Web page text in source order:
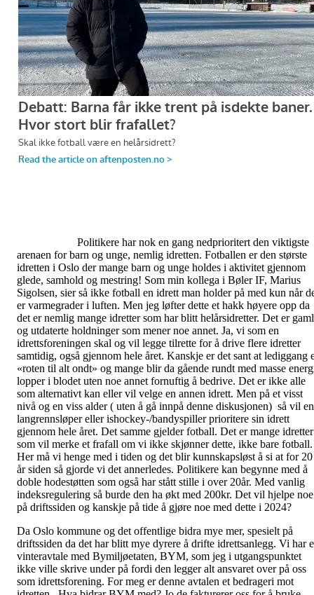
Politikere har nok en gang nedprioritert den viktigste
arenaen for barn og unge, nemlig idretten. Fotballen er den største
idretten i Oslo der mange barn og unge holdes i aktivitet gjennom
glede, samhold og mestring! Som min kollega i Bøler IF, Marius
Sigolsen, sier så ikke fotball en idrett man holder på med kun når
er varmegrader i luften. Men jeg løfter dette et hakk høyere opp da
det er nemlig mange idretter som har blitt helårsidretter. Det er
og utdaterte holdninger som mener noe annet. Ja, vi som en
idrettsforeningen skal og vil legge tilrette for å drive flere idretter
samtidig, også gjennom hele året. Kanskje er det sant at lediggang
«roten til alt ondt» og mange blir da gående rundt med masse
lopper i blodet uten noe annet fornuftig å bedrive. Det er ikke alle
som alternativt kan eller vil velge en annen idrett. Men på et visst
nivå og en viss alder ( uten å gå innpå denne diskusjonen) så vil en
langrennsløper eller ishockey-/bandyspiller prioritere sin idrett
gjennom hele året. Det samme gjelder fotball. Det er mange idretter
som vil merke et frafall om vi ikke skjønner dette, ikke bare fotball.
Her må vi henge med i tiden og det blir kunnskapsløst å si at for 20
år siden så gjorde vi det annerledes. Politikere kan begynne med å
doble hodestøtten som også har stått stille i over 20år. Med vanlig
indeksregulering så burde den ha økt med 200kr. Det vil hjelpe noe
på driftssiden og kanskje på tide å gjøre noe med dette i 2024?
Da Oslo kommune og det offentlige bidra mye mer, spesielt på
driftssiden da det har blitt mye dyrere å drifte idrettsanlegg. Vi har
vinteravtale med Bymiljøetaten, BYM, som jeg i utgangspunktet
ikke ville skrive under på fordi den legger alt ansvaret over på oss
som idrettsforening. For meg er denne avtalen et bedrageri mot